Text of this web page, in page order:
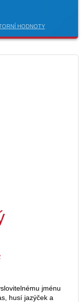
HODNOTY
jménu
husí jazýček a